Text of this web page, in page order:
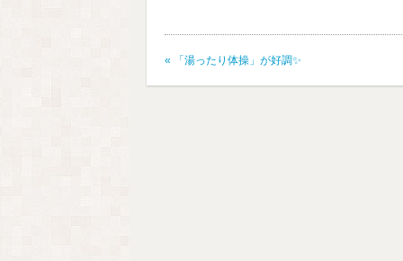
« 「湯ったり体操」が好調✨